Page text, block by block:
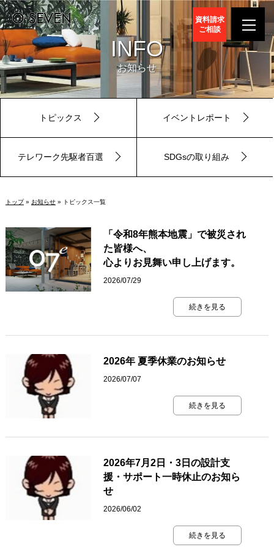
資料請求
ご相談
INFO
お知らせ
トピックス イベントレポート
テレワーク先駆者百選 SDGsの取り組み
トップ» お知らせ» トピックス一覧
「令和8年熊本地震」で被災され
た皆様へ、
心よりお見舞い申し上げます。
2026/07/29
続きを見る
2026年 夏季休業のお知らせ
2026/07/07
続きを見る
2026年7月2日・3日の設計支
援・サポート一時休止のお知ら
せ
2026/06/02
続きを見る